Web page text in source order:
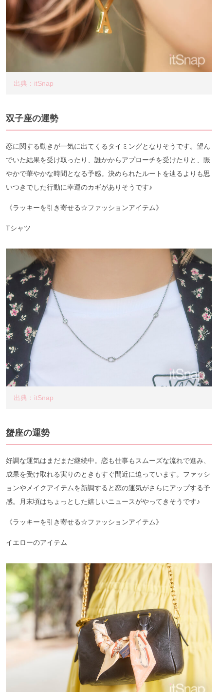
出典：itSnap
双子座の運勢
恋に関する動きが一気に出てくるタイミングとなりそうです。望ん
でいた結果を受け取ったり、誰かからアプローチを受けたりと、賑
やかで華やかな時間となる予感。決められたルートを辿るよりも思
いつきでした行動に幸運のカギがありそうです♪
《ラッキーを引き寄せる☆ファッションアイテム》
Tシャツ
出典：itSnap
蟹座の運勢
好調な運気はまだまだ継続中。恋も仕事もスムーズな流れで進み、
成果を受け取れる実りのときもすぐ間近に迫っています。ファッシ
ョンやメイクアイテムを新調すると恋の運気がさらにアップする予
感。月末頃はちょっとした嬉しいニュースがやってきそうです♪
《ラッキーを引き寄せる☆ファッションアイテム》
イエローのアイテム